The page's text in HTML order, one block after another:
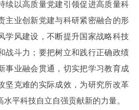
续以高质量党建引领促进高质量科
主业创新党建与科研紧密融合的形
学风建设，不断提升国家战略科技
战斗力； 要把树立和践行正确政绩
事业融会贯通，切实把学习教育成
坚克难的实际成效，为研究所改革
平科技自立自强贡献新的力量。